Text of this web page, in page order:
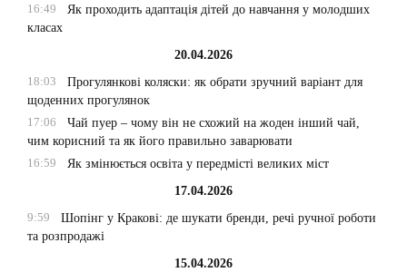
16:49
Як проходить адаптація дітей до навчання у молодших
класах
20.04.2026
18:03
Прогулянкові коляски: як обрати зручний варіант для
щоденних прогулянок
17:06
Чай пуер – чому він не схожий на жоден інший чай,
чим корисний та як його правильно заварювати
16:59
Як змінюється освіта у передмісті великих міст
17.04.2026
9:59
Шопінг у Кракові: де шукати бренди, речі ручної роботи
та розпродажі
15.04.2026